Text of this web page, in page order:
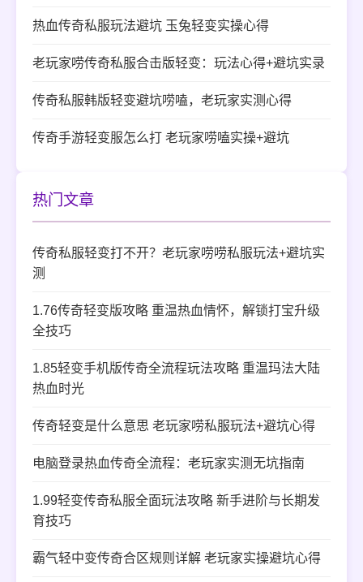
热血传奇私服玩法避坑 玉兔轻变实操心得
老玩家唠传奇私服合击版轻变：玩法心得+避坑实录
传奇私服韩版轻变避坑唠嗑，老玩家实测心得
传奇手游轻变服怎么打 老玩家唠嗑实操+避坑
热门文章
传奇私服轻变打不开？老玩家唠唠私服玩法+避坑实
测
1.76传奇轻变版攻略 重温热血情怀，解锁打宝升级
全技巧
1.85轻变手机版传奇全流程玩法攻略 重温玛法大陆
热血时光
传奇轻变是什么意思 老玩家唠私服玩法+避坑心得
电脑登录热血传奇全流程：老玩家实测无坑指南
1.99轻变传奇私服全面玩法攻略 新手进阶与长期发
育技巧
霸气轻中变传奇合区规则详解 老玩家实操避坑心得